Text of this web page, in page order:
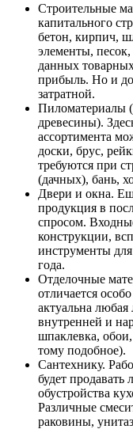
Строительные
капитального
бетон, кирпич,
элементы,
данных
прибыль. Но и
затратной.
Пиломатериалы
древесины).
ассортимента
доски, брус,
требуются при
(дачных), бань,
Двери и окна.
продукция в
спросом.
конструкции,
инструменты
года.
Отделочные
отличается
актуальна любая
внутренней и
шпаклевка,
тому подобное).
Сантехнику.
будет продавать
обустройства
Различные
раковины,